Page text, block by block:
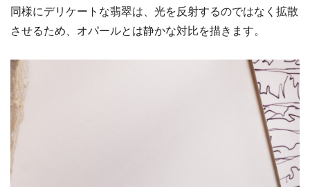
同様にデリケートな翡翠は、光を反射するのではなく拡散
させるため、オパールとは静かな対比を描きます。